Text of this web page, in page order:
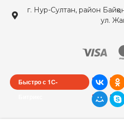
г. Нур-Султан, район
ул.
Быстро с 1С-